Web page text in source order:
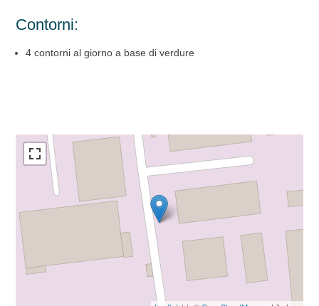
Contorni:
4 contorni al giorno a base di verdure